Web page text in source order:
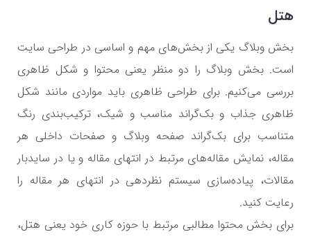
هتل
بخش وبلاگ یکی از بخش‌های مهم و اساسی در طراحی سایت
است. بخش وبلاگ را دو منظر یعنی محتوا و شکل ظاهری
بررسی می‌کنیم. برای طراحی ظاهری باید مواردی مانند شکل
ظاهری جذاب و بک‌گراند مناسب و شیک، ترکیب‌بندی رنگ
متناسب برای بک‎‌گراند صفحه وبلاگ و صفحات داخلی هر
مقاله، نمایش مقاله‌های مرتبط در انتهای مقاله و یا در سایدبار
مقالات، پیاده‌سازی سیستم نظردهی در انتهای هر مقاله را
رعایت کنید.
برای بخش محتوا مطالبی مرتبط با حوزه کاری خود یعنی هتل،